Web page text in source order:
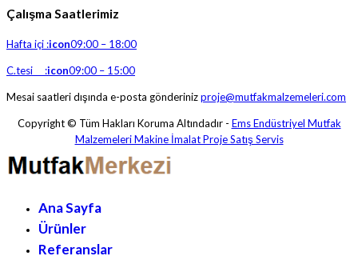
Çalışma Saatlerimiz
Hafta içi :icon09:00 – 18:00
C.tesi :icon09:00 – 15:00
Mesai saatleri dışında e-posta gönderinizproje@mutfakmalzemeleri.com
Copyright © Tüm Hakları Koruma Altındadır - Ems Endüstriyel Mutfak
Malzemeleri Makine İmalat Proje Satış Servis
Ana Sayfa
Ürünler
Referanslar